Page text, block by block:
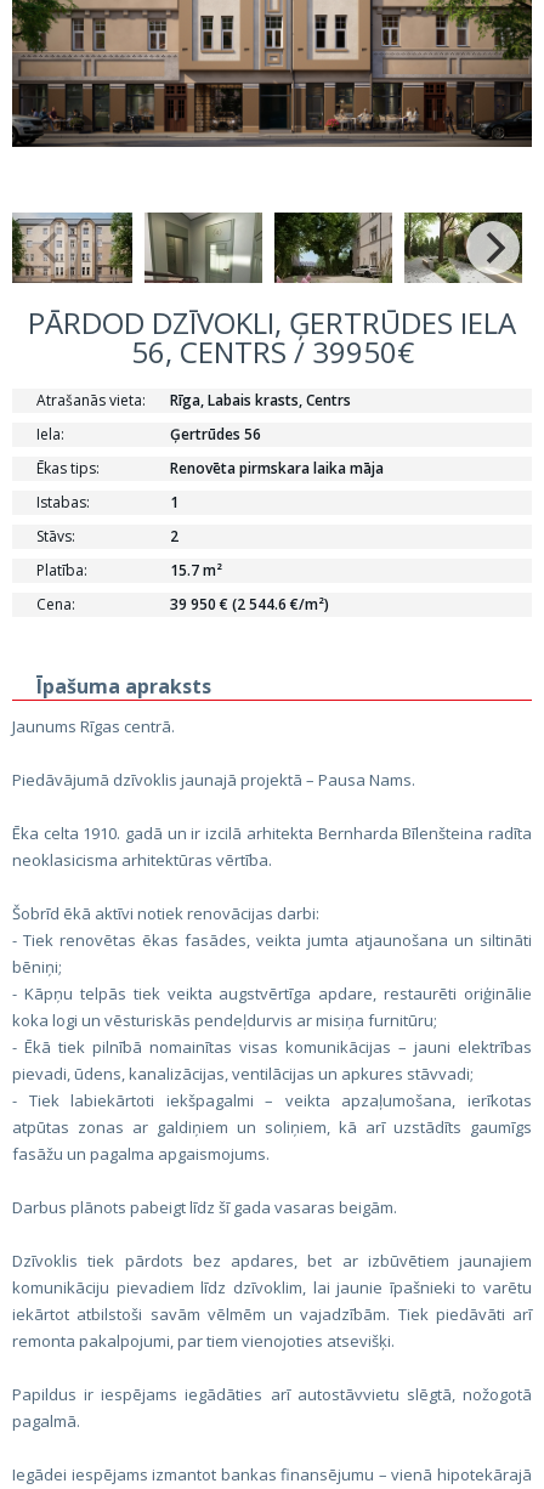
PĀRDOD DZĪVOKLI, ĢERTRŪDES IELA
56, CENTRS / 39950€
Atrašanās vieta:
Rīga, Labais krasts, Centrs
Iela:
Ģertrūdes 56
Ēkas tips:
Renovēta pirmskara laika māja
Istabas:
1
Stāvs:
2
Platība:
15.7 m²
Cena:
39 950 € (2 544.6 €/m²)
Īpašuma apraksts
Jaunums Rīgas centrā.
Piedāvājumā dzīvoklis jaunajā projektā – Pausa Nams.
Ēka celta 1910. gadā un ir izcilā arhitekta Bernharda Bīlenšteina radīta
neoklasicisma arhitektūras vērtība.
Šobrīd ēkā aktīvi notiek renovācijas darbi:
- Tiek renovētas ēkas fasādes, veikta jumta atjaunošana un siltināti
bēniņi;
- Kāpņu telpās tiek veikta augstvērtīga apdare, restaurēti oriģinālie
koka logi un vēsturiskās pendeļdurvis ar misiņa furnitūru;
- Ēkā tiek pilnībā nomainītas visas komunikācijas – jauni elektrības
pievadi, ūdens, kanalizācijas, ventilācijas un apkures stāvvadi;
- Tiek labiekārtoti iekšpagalmi – veikta apzaļumošana, ierīkotas
atpūtas zonas ar galdiņiem un soliņiem, kā arī uzstādīts gaumīgs
fasāžu un pagalma apgaismojums.
Darbus plānots pabeigt līdz šī gada vasaras beigām.
Dzīvoklis tiek pārdots bez apdares, bet ar izbūvētiem jaunajiem
komunikāciju pievadiem līdz dzīvoklim, lai jaunie īpašnieki to varētu
iekārtot atbilstoši savām vēlmēm un vajadzībām. Tiek piedāvāti arī
remonta pakalpojumi, par tiem vienojoties atsevišķi.
Papildus ir iespējams iegādāties arī autostāvvietu slēgtā, nožogotā
pagalmā.
Iegādei iespējams izmantot bankas finansējumu – vienā hipotekārajā